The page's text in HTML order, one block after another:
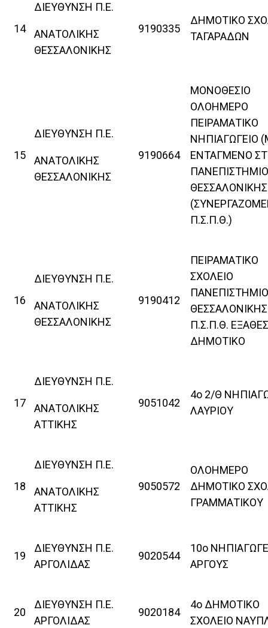
14
ΔΙΕΥΘΥΝΣΗ Π.Ε.
ΑΝΑΤΟΛΙΚΗΣ
ΘΕΣΣΑΛΟΝΙΚΗΣ
9190335
ΔΗΜΟΤΙΚΟ
ΤΑΓΑΡΑΔΩΝ
15
ΔΙΕΥΘΥΝΣΗ Π.Ε.
ΑΝΑΤΟΛΙΚΗΣ
ΘΕΣΣΑΛΟΝΙΚΗΣ
9190664
ΜΟΝΟΘΕΣΙΟ
ΟΛΟΗΜΕΡΟ
ΠΕΙΡΑΜΑΤΙΚΟ
ΝΗΠΙΑΓΩΓΕΙΟ
ΕΝΤΑΓΜΕΝΟ
ΘΕΣΣΑΛΟΝΙΚΗΣ
Π.Σ.Π.Θ.)
16
ΔΙΕΥΘΥΝΣΗ Π.Ε.
ΑΝΑΤΟΛΙΚΗΣ
ΘΕΣΣΑΛΟΝΙΚΗΣ
9190412
ΠΕΙΡΑΜΑΤΙΚΟ
ΣΧΟΛΕΙΟ
ΘΕΣΣΑΛΟΝΙΚΗΣ
Π.Σ.Π.Θ.
ΔΗΜΟΤΙΚΟ
17
ΔΙΕΥΘΥΝΣΗ Π.Ε.
ΑΝΑΤΟΛΙΚΗΣ
ΑΤΤΙΚΗΣ
9051042
4ο 2/Θ
ΛΑΥΡΙΟΥ
18
ΔΙΕΥΘΥΝΣΗ Π.Ε.
ΑΝΑΤΟΛΙΚΗΣ
ΑΤΤΙΚΗΣ
9050572
ΟΛΟΗΜΕΡΟ
ΔΗΜΟΤΙΚΟ
ΓΡΑΜΜΑΤΙΚΟΥ
19
ΔΙΕΥΘΥΝΣΗ Π.Ε.
ΑΡΓΟΛΙΔΑΣ
9020544
10ο
ΑΡΓΟΥΣ
20
ΔΙΕΥΘΥΝΣΗ Π.Ε.
ΑΡΓΟΛΙΔΑΣ
9020184
4ο ΔΗΜΟΤΙΚΟ
ΣΧΟΛΕΙΟ